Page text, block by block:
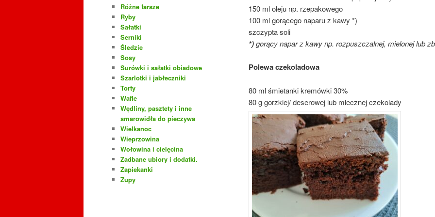
150 ml oleju np. rzepakowego
100 ml gorącego naparu z kawy *)
szczypta soli
*)gorący napar z kawy np. rozpuszczalnej, mielonej lub
Polewa czekoladowa
80 ml śmietanki kremówki 30%
80 g gorzkiej/ deserowej lub mlecznej czekolady
Różne farsze
Ryby
Sałatki
Serniki
Śledzie
Sosy
Surówki i sałatki obiadowe
Szarlotki i jabłeczniki
Torty
Wafle
Wędliny, pasztety i inne
smarowidła do pieczywa
Wielkanoc
Wieprzowina
Wołowina i cielęcina
Zadbane ubiory i dodatki.
Zapiekanki
Zupy